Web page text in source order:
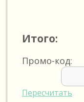
Итого:
Промо-код:
Пересчитать